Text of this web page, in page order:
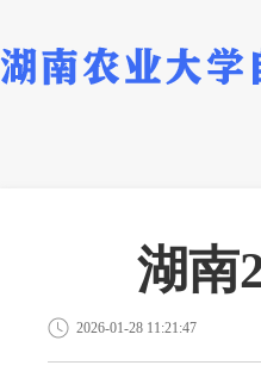
湖南
2026-01-28 11:21:47